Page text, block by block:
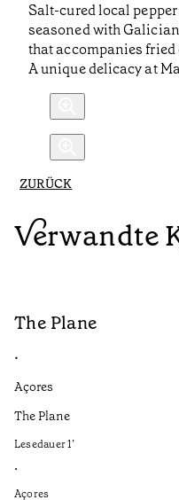
Salt-cured local
seasoned with
that accompanies
A unique delicacy at
ZURÜCK
Verwandte
The Plane
•
Açores
The Plane
Lesedauer1’
•
Açores